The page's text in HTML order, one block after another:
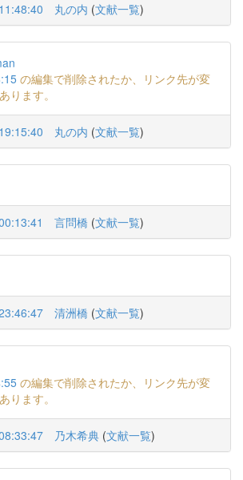
丸の内 (文献一覧)
の編集で削除されたか、リンク先が変
ります。
丸の内 (文献一覧)
言問橋 (文献一覧)
清洲橋 (文献一覧)
の編集で削除されたか、リンク先が変
ります。
乃木希典 (文献一覧)